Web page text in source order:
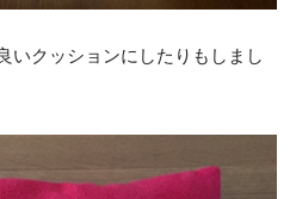
いクッションにしたりもしまし